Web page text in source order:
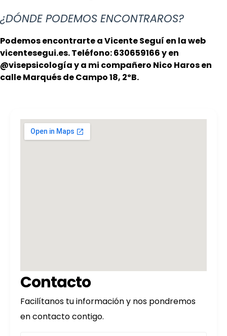
¿DÓNDE PODEMOS ENCONTRAROS?
Podemos encontrarte a Vicente Seguí en la web
vicentesegui.es. Teléfono: 630659166 y en
@visepsicología y a mi compañero Nico Haros en
calle Marqués de Campo 18, 2ºB.
Contacto
Facilítanos tu información y nos pondremos
en contacto contigo.